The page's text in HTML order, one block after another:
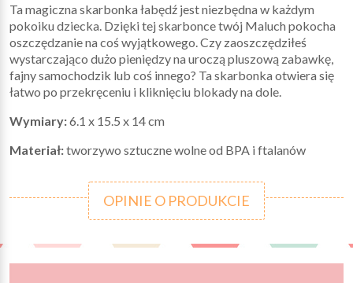
Ta magiczna skarbonka łabędź jest niezbędna w każdym
pokoiku dziecka. Dzięki tej skarbonce twój Maluch pokocha
oszczędzanie na coś wyjątkowego. Czy zaoszczędziłeś
wystarczająco dużo pieniędzy na uroczą pluszową zabawkę,
fajny samochodzik lub coś innego? Ta skarbonka otwiera się
łatwo po przekręceniu i kliknięciu blokady na dole.
Wymiary:6.1 x 15.5 x 14 cm
Materiał:tworzywo sztuczne wolne od BPA i ftalanów
OPINIE O PRODUKCIE